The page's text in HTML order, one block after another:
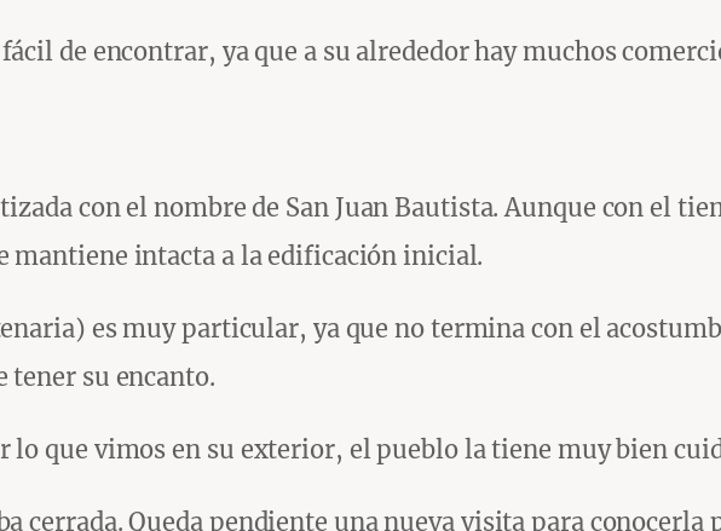
de encontrar, ya que a su alrededor hay muchos
con el nombre de San Juan Bautista. Aunque con el
mantiene intacta a la edificación inicial.
es muy particular, ya que no termina con el
tener su encanto.
lo que vimos en su exterior, el pueblo la tiene muy bien
cerrada. Queda pendiente una nueva visita para